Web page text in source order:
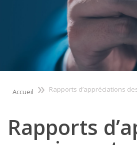
Accueil »
Rapports